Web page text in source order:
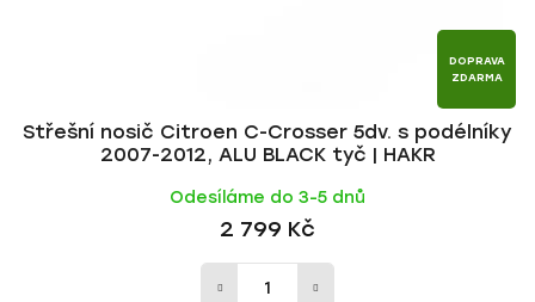
DOPRAVA
ZDARMA
Střešní nosič Citroen C-Crosser 5dv. s podélníky
2007-2012, ALU BLACK tyč | HAKR
Odesíláme do 3-5 dnů
2 799 Kč